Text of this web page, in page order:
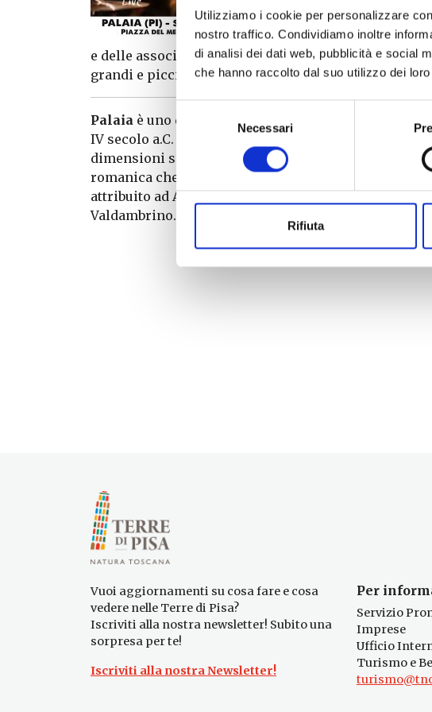
Utilizziamo i cookie per personalizzare
nostro traffico. Condividiamo inoltre
di analisi dei dati web, pubblicità e social
che hanno raccolto dal suo utilizzo dei
del
Necessari
Rifiuta
mancheranno il
taglieri, panini e
e delle associazioni locali e la musica dal vivo.
grandi e piccini.
Palaia è uno dei luoghi più ricchi di storia di tutta la
IV secolo a.C. Da visitare la Pieve di San Martino nel
dimensioni situato poco fuori le mura del borgo, e la
romanica che custodisce al proprio interno opere
attribuito ad Andrea Pisano e la Madonna con
Valdambrino.
Vuoi aggiornamenti su cosa fare e cosa
vedere nelle Terre di Pisa?
Iscriviti alla nostra newsletter! Subito una
sorpresa per te!
Iscriviti alla nostra Newsletter!
Per
Servizio
Imprese
Ufficio
Turismo e